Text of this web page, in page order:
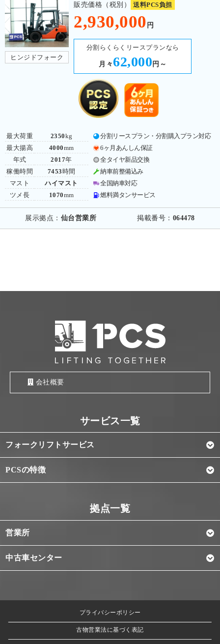
ヒンジドフォーク
販売価格（税別） 送料PCS負担
2,930,000 円
分割らくらくリースプランなら
月々 62,000 円～
最大荷重
最大揚高
年式
稼働時間
マスト
ツメ長
2350kg
4000mm
2017年
7453 時間
ハイマスト
1070mm
分割リースプラン・分割購入プラン対応
6ヶ月あんしん保証
全タイヤ新品交換
納車前整備込み
全国納車対応
燃料満タンサービス
展示拠点： 仙台営業所 掲載番号： 064478
会社概要
フォークリフトサービス
PCSの特徴
営業所
中古車センター
プライバシーポリシー
古物営業法に基づく表記